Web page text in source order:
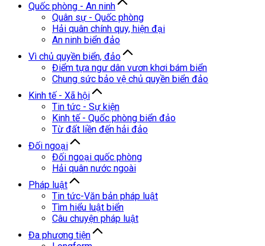
Quốc phòng - An ninh
Quân sự - Quốc phòng
Hải quân chính quy, hiện đại
An ninh biển đảo
Vì chủ quyền biển, đảo
Điểm tựa ngư dân vươn khơi bám biển
Chung sức bảo vệ chủ quyền biển đảo
Kinh tế - Xã hội
Tin tức - Sự kiện
Kinh tế - Quốc phòng biển đảo
Từ đất liền đến hải đảo
Đối ngoại
Đối ngoại quốc phòng
Hải quân nước ngoài
Pháp luật
Tin tức-Văn bản pháp luật
Tìm hiểu luật biển
Câu chuyện pháp luật
Đa phương tiện